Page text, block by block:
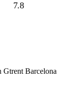
7.8
Gtrent Barcelona